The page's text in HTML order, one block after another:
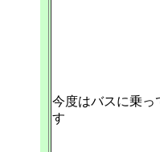
今度はバスに乗っ
す